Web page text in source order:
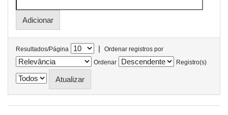
Resultados/Página |
Ordenar registros por
Ordenar
Registro(s)